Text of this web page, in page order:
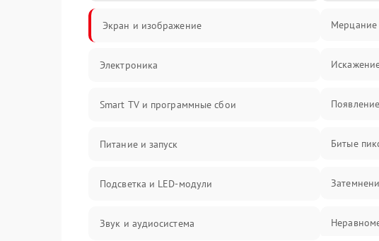
Экран и изображение
Электроника
Smart TV и программные сбои
Питание и запуск
Подсветка и LED-модули
Звук и аудиосистема
Мерцание
Битые